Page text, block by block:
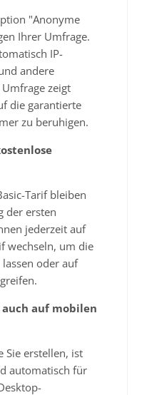
"Anonyme
Ihrer Umfrage.
IP-
andere
zeigt
die garantierte
zu beruhigen.
Tarif bleiben
der ersten
jederzeit auf
wechseln, um die
oder auf
auf mobilen
Sie erstellen, ist
automatisch für